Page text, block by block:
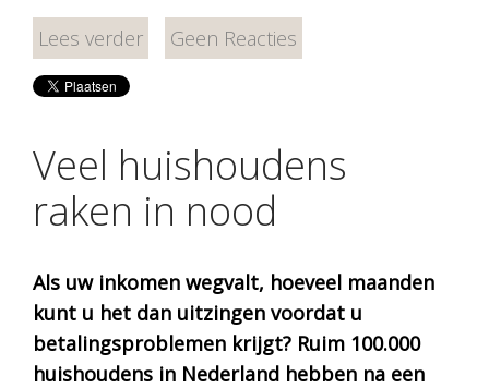
Lees verder
Geen Reacties
Veel huishoudens
raken in nood
Als uw inkomen wegvalt, hoeveel maanden
kunt u het dan uitzingen voordat u
betalingsproblemen krijgt? Ruim 100.000
huishoudens in Nederland hebben na een